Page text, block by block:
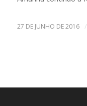
27 DE JUNHO DE 2016 /